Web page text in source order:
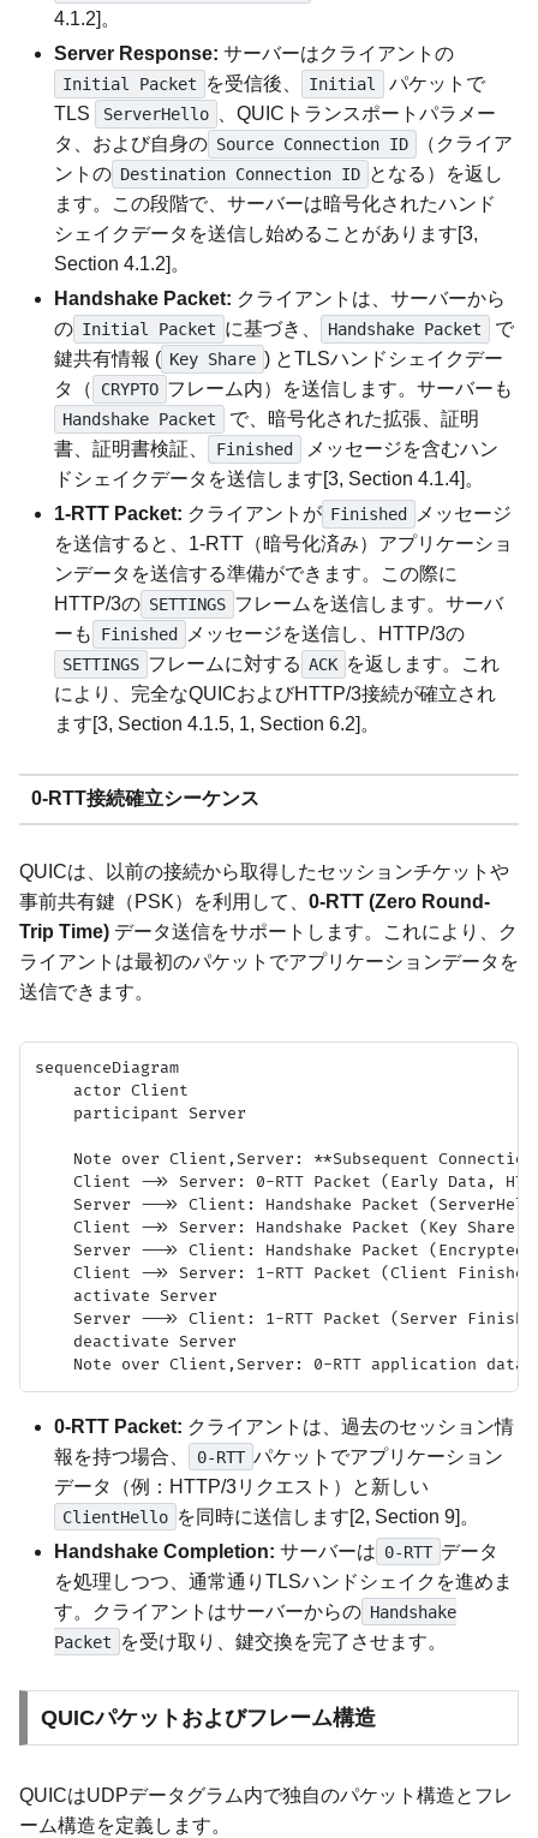
4.1.2]。
Server Response: サーバーはクライアントの
Initial Packet を受信後、 Initial
パケットで
TLS
ServerHello
、QUICトランスポートパラメー
タ、および自身の Source Connection ID
（クライア
ントの Destination Connection ID となる）を返し
ます。この段階で、サーバーは暗号化されたハンド
シェイクデータを送信し始めることがあります[3,
Section 4.1.2]。
Handshake Packet: クライアントは、サーバーから
の Initial Packet に基づき、 Handshake Packet
で
鍵共有情報 ( Key Share ) とTLSハンドシェイクデー
タ（
CRYPTO フレーム内）を送信します。サーバーも
Handshake Packet
で、暗号化された拡張、証明
書、証明書検証、
Finished
メッセージを含むハン
ドシェイクデータを送信します[3, Section 4.1.4]。
1-RTT Packet: クライアントが Finished
メッセージ
を送信すると、1-RTT（暗号化済み）アプリケーショ
ンデータを送信する準備ができます。この際に
HTTP/3の SETTINGS フレームを送信します。サーバ
ーも
Finished メッセージを送信し、HTTP/3の
SETTINGS フレームに対する ACK を返します。これ
により、完全なQUICおよびHTTP/3接続が確立され
ます[3, Section 4.1.5, 1, Section 6.2]。
0-RTT接続確立シーケンス
QUICは、以前の接続から取得したセッションチケットや
事前共有鍵（PSK）を利用して、 0-RTT (Zero Round-
Trip Time) データ送信をサポートします。これにより、ク
ライアントは最初のパケットでアプリケーションデータを
送信できます。
sequenceDiagram
    actor Client
    participant Server
Note over Client,Server: **Subsequent
Client ->> Server: 0-RTT Packet (Early Data,
Server -->> Client: Handshake Packet
Client ->> Server: Handshake Packet (Key Share,
Server -->> Client: Handshake Packet (Encrypted
Client ->> Server: 1-RTT Packet (Client
    activate Server
Server -->> Client: 1-RTT Packet (Server
    deactivate Server
0-RTT Packet: クライアントは、過去のセッション情
報を持つ場合、
0-RTT パケットでアプリケーション
データ（例：HTTP/3リクエスト）と新しい
ClientHello を同時に送信します[2, Section 9]。
Handshake Completion: サーバーは 0-RTT データ
を処理しつつ、通常通りTLSハンドシェイクを進めま
す。クライアントはサーバーからの Handshake
Packet
を受け取り、鍵交換を完了させます。
QUICパケットおよびフレーム構造
QUICはUDPデータグラム内で独自のパケット構造とフレ
ーム構造を定義します。